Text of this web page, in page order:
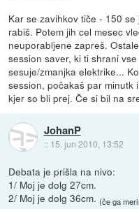
Kar se zavihkov tiče - 150
rabiš. Potem jih cel mesec
neuporabljene zapreš.
session saver, ki ti shrani
sesuje/zmanjka elektrike...
session, počakaš par minutk
kjer so bli prej. Če si bil na
JohanP
:: 15. jun 2010, 13:52
Debata je prišla na nivo:
1/ Moj je dolg 27cm.
2/ Moj je dolg 36cm. (če ga